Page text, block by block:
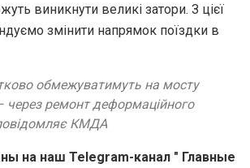
виникнути великі затори. З цієї
змінити напрямок поїздки в
обмежуватимуть на мосту
через ремонт деформаційного
КМДА
на наш Telegram-канал " Главные